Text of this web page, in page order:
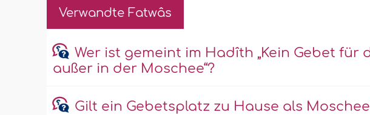
Verwandte Fatwâs
Wer ist gemeint im Hadîth „Kein Gebet
außer in der Moschee“?
Gilt ein Gebetsplatz zu Hause als